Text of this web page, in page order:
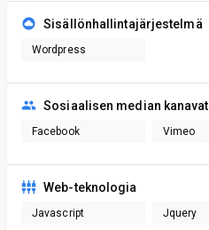
Sisällönhallintajärjestelmä
Wordpress
Sosiaalisen median kanavat
Facebook Vimeo
Web-teknologia
Javascript Jquery